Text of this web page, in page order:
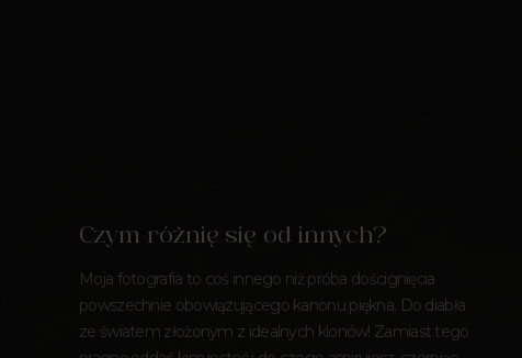
Czym różnię się od innych?
Moja fotografia to coś innego niż próba doścignięcia
powszechnie obowiązującego kanonu piękna. Do diabła
ze światem złożonym z idealnych klonów! Zamiast tego